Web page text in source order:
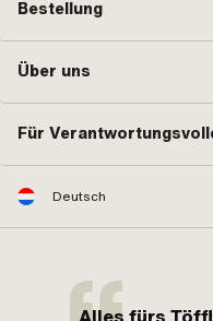
Bestellung
Über uns
Für
Deutsch